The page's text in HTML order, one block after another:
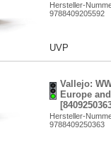
Hersteller-
9788409205592
UVP
Vallejo:
Europe
Hersteller-
9788409250363